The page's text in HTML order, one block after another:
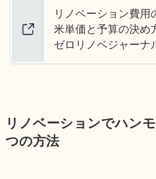
リノベーション費用
米単価と予算の決め
ゼロリノベジャーナ
リノベーションでハン
つの方法